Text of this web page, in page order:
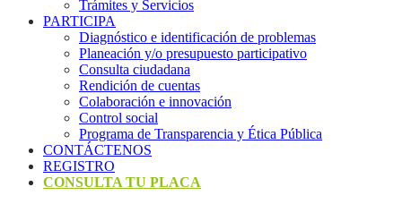
Trámites y Servicios
PARTICIPA
Diagnóstico e identificación de problemas
Planeación y/o presupuesto participativo​
Consulta ciudadana
Rendición de cuentas
Colaboración e innovación
Control social
Programa de Transparencia y Ética Pública
CONTÁCTENOS
REGISTRO
CONSULTA TU PLACA